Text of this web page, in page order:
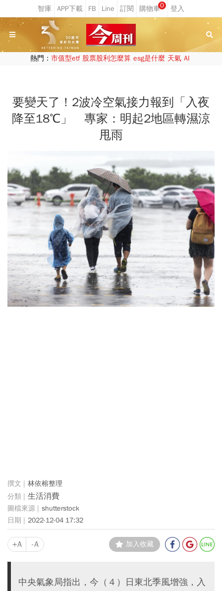
0
熱門： 市值型etf 股票股利怎麼算 esg是什麼 天氣 AI
要變天了！2波冷空氣接力報到「入夜
降至18℃」 專家：明起2地區轉濕涼
甩雨
林依榕整理
生活消費
shutterstock
2022-12-04 17:32
+A -A 加入收藏
中央氣象局指出，今（４）日東北季風增強，入